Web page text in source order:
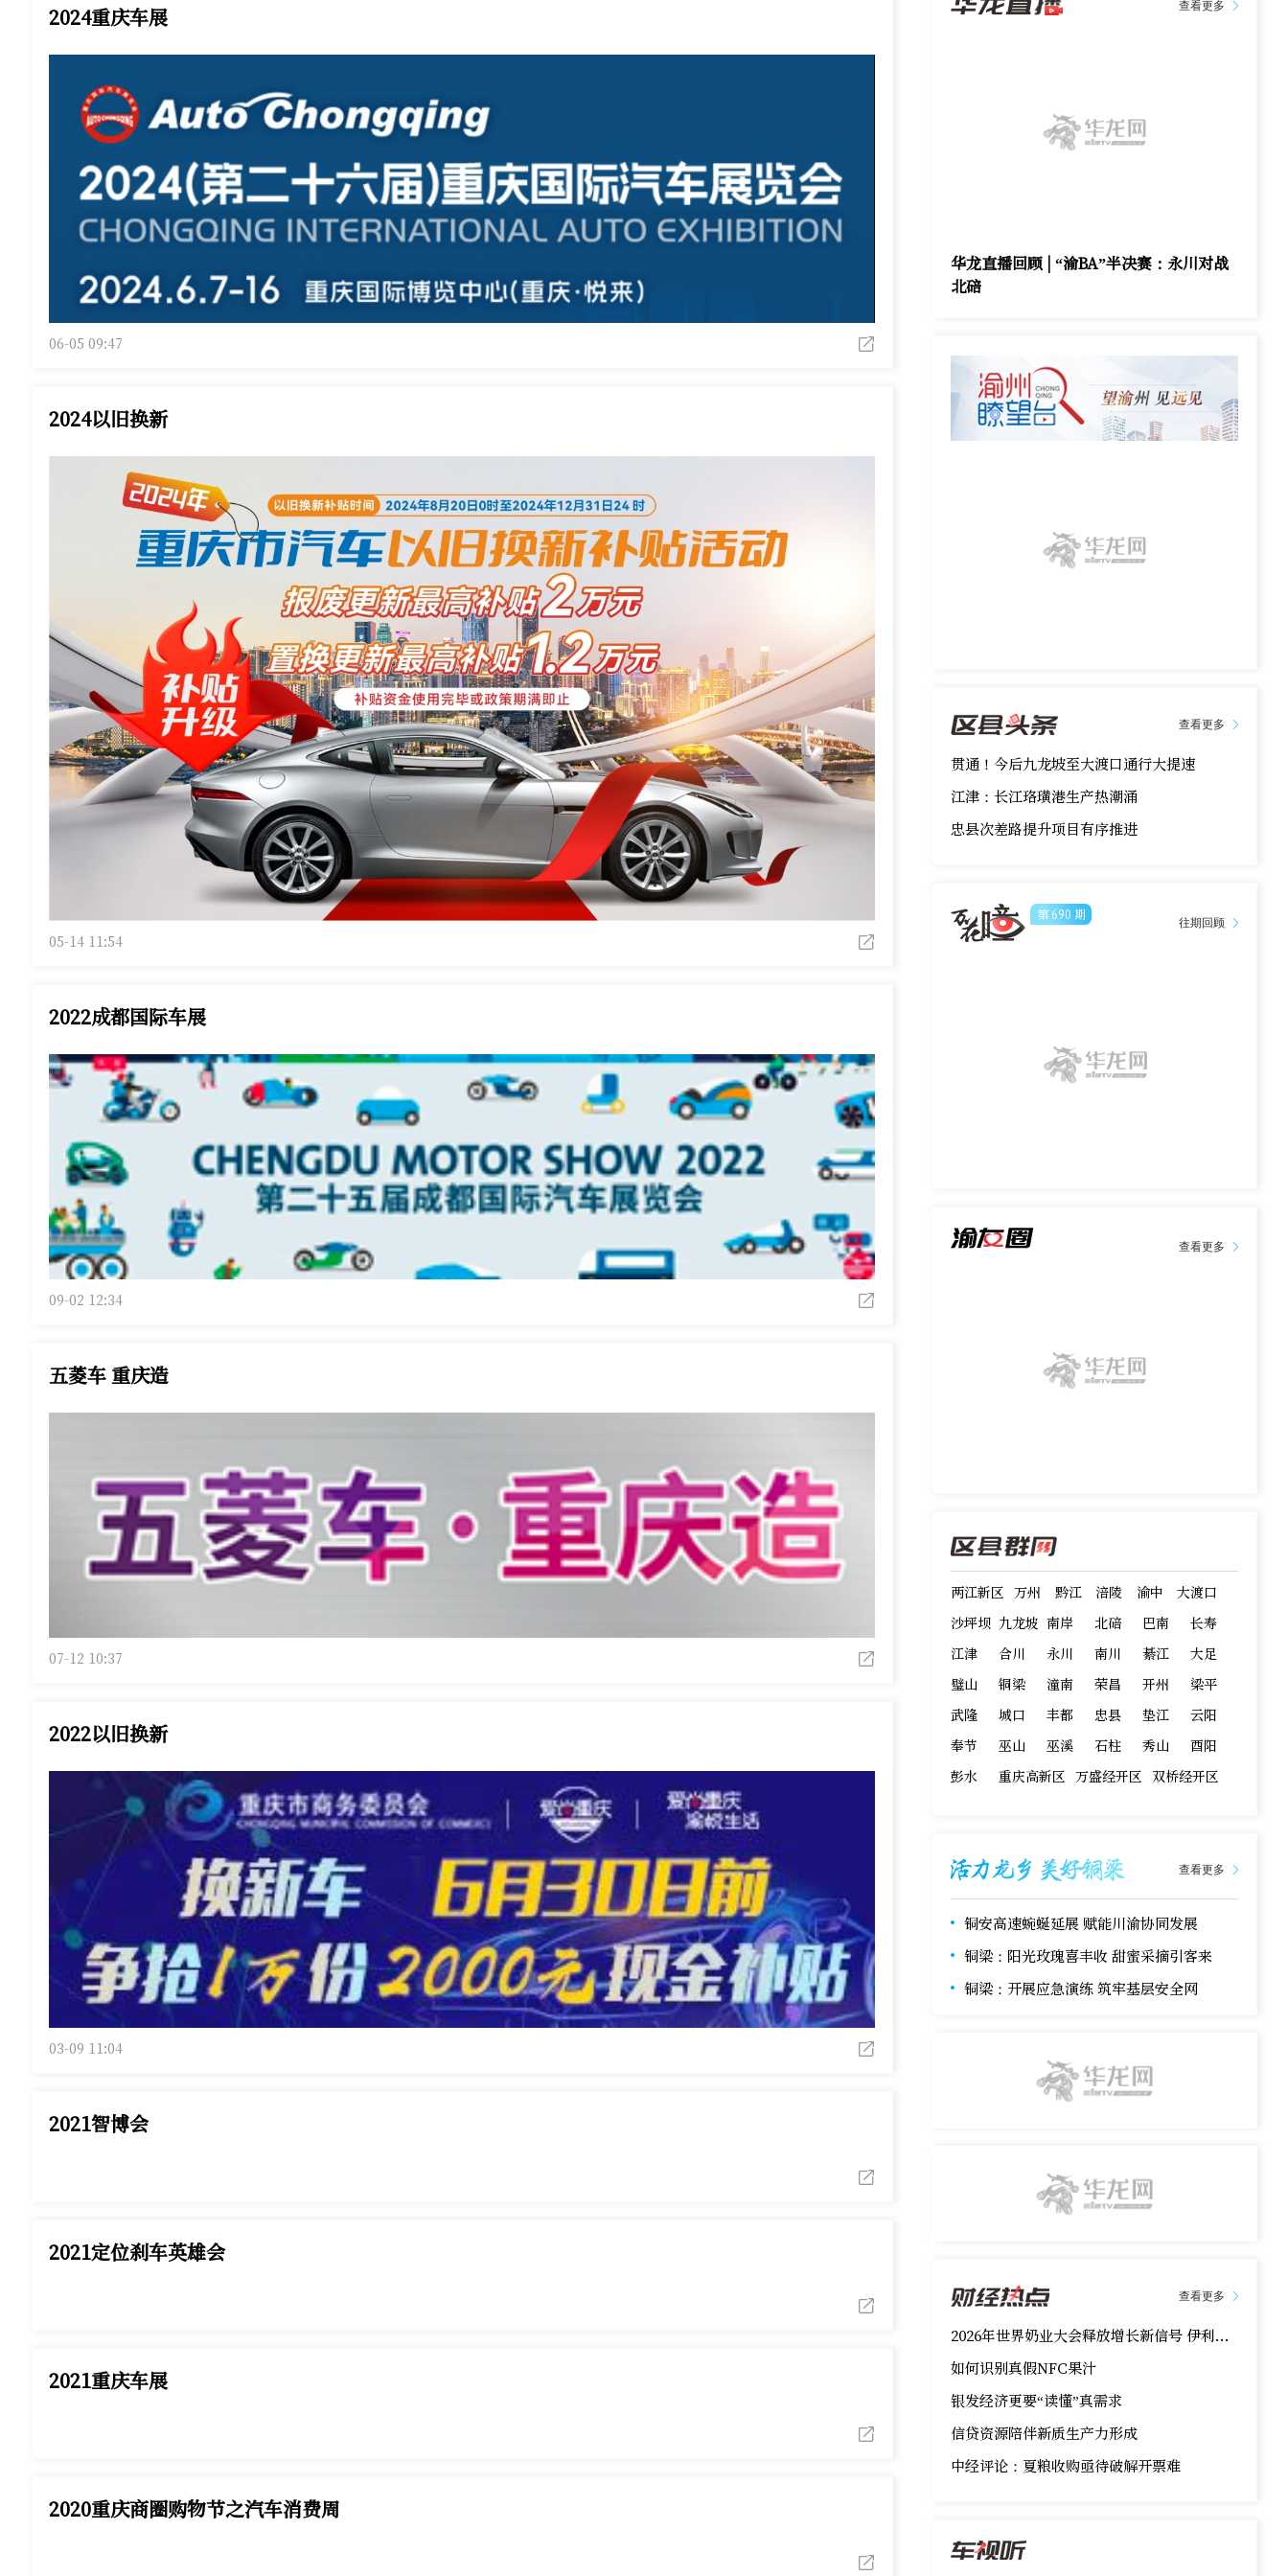
2024重庆车展
06-05 09:47
2024以旧换新
05-14 11:54
2022成都国际车展
09-02 12:34
五菱车 重庆造
07-12 10:37
2022以旧换新
03-09 11:04
2021智博会
2021定位刹车英雄会
2021重庆车展
2020重庆商圈购物节之汽车消费周
查看更多
华龙直播回顾 | “渝BA”半决赛：永川对战
北碚
查看更多
贯通！今后九龙坡至大渡口通行大提速
江津：长江珞璜港生产热潮涌
忠县次差路提升项目有序推进
第690 期
往期回顾
查看更多
两江新区 万州 黔江 涪陵 渝中
大渡口
沙坪坝 九龙坡 南岸 北碚 巴南
长寿
江津
合川 永川 南川 綦江
大足
璧山
铜梁 潼南 荣昌 开州
梁平
武隆
城口 丰都 忠县 垫江
云阳
奉节
巫山 巫溪 石柱 秀山
酉阳
彭水
重庆高新区 万盛经开区 双桥经开区
查看更多
铜安高速蜿蜒延展 赋能川渝协同发展
铜梁：阳光玫瑰喜丰收 甜蜜采摘引客来
铜梁：开展应急演练 筑牢基层安全网
查看更多
2026年世界奶业大会释放增长新信号 伊利以精准营养打开价值新蓝海
如何识别真假NFC果汁
银发经济更要“读懂”真需求
信贷资源陪伴新质生产力形成
中经评论：夏粮收购亟待破解开票难